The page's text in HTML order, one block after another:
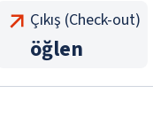
Çıkış (Check-out)
öğlen